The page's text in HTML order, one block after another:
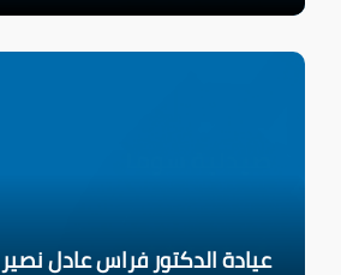
عيادة الدكتور فراس عادل نصير